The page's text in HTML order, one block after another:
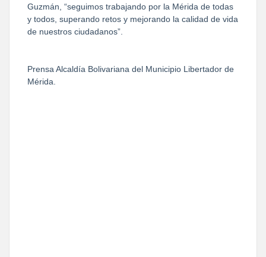
Guzmán, “seguimos trabajando por la Mérida de todas
y todos, superando retos y mejorando la calidad de vida
de nuestros ciudadanos”.
Prensa Alcaldía Bolivariana del Municipio Libertador de
Mérida.